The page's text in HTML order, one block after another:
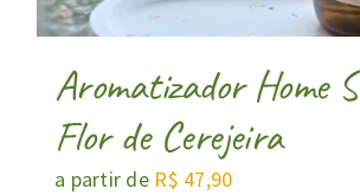
Aromatizador Home
Flor de Cerejeira
a partir de R$ 47,90